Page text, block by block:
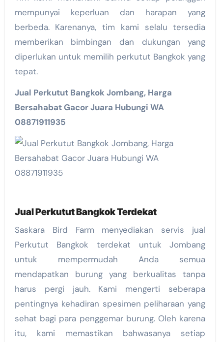
mempunyai keperluan dan harapan yang
berbeda. Karenanya, tim kami selalu tersedia
memberikan bimbingan dan dukungan yang
diperlukan untuk memilih perkutut Bangkok yang
tepat.
Jual Perkutut Bangkok Jombang, Harga
Bersahabat Gacor Juara Hubungi WA
08871911935
Jual Perkutut Bangkok Terdekat
Saskara Bird Farm menyediakan servis jual
Perkutut Bangkok terdekat untuk Jombang
untuk mempermudah Anda semua
mendapatkan burung yang berkualitas tanpa
harus pergi jauh. Kami mengerti seberapa
pentingnya kehadiran spesimen peliharaan yang
sehat bagi para penggemar burung. Oleh karena
itu, kami memastikan bahwasanya setiap